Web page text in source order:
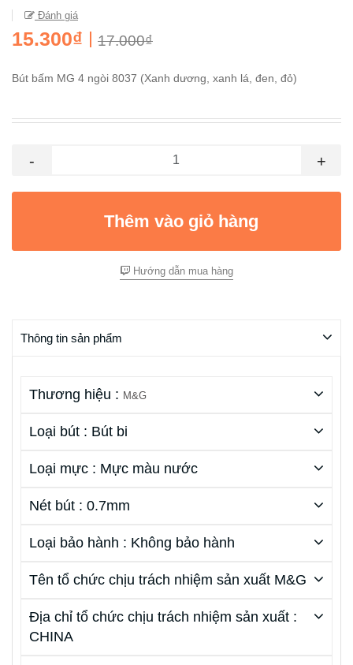
Đánh giá
15.300₫ 17.000₫
Bút bấm MG 4 ngòi 8037 (Xanh dương, xanh lá, đen, đỏ)
- +
Thêm vào giỏ hàng
Hướng dẫn mua hàng
Thông tin sản phẩm
Thương hiệu : M&G
Loại bút : Bút bi
Loại mực : Mực màu nước
Nét bút : 0.7mm
Loại bảo hành : Không bảo hành
Tên tổ chức chịu trách nhiệm sản xuất M&G
Địa chỉ tổ chức chịu trách nhiệm sản xuất :
CHINA